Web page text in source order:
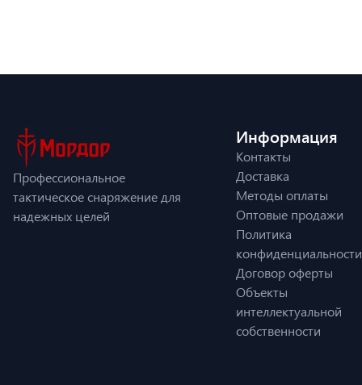
Профессиональное
тактическое снаряжение для
надежных целей
Информация
Контакты
Доставка
Методы оплаты
Оптовые продажи
Политика
конфиденциальности
Договор оферты
Объекты
интеллектуальной
собственности